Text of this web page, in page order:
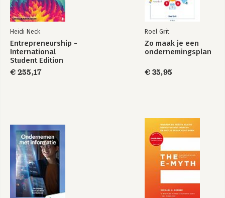
Heidi Neck
Entrepreneurship -
International
Student Edition
€ 255,17
Roel Grit
Zo maak je een
ondernemingsplan
€ 35,95